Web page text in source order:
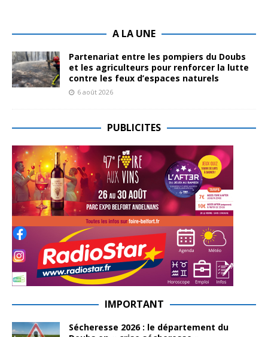
A LA UNE
Partenariat entre les pompiers du Doubs
et les agriculteurs pour renforcer la lutte
contre les feux d’espaces naturels
6 août 2026
PUBLICITES
IMPORTANT
Sécheresse 2026 : le département du